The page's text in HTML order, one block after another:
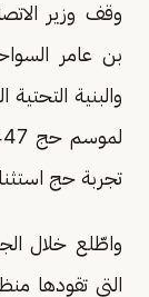
وقف وزير
بن عامر
والبنية
لموسم حج 1447هـ، في إطار استعدادات
تجربة حج
واطّلع خلال
التي تقودها